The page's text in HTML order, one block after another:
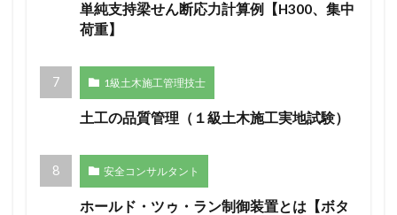
単純支持梁せん断応力計算例【H300、集中
荷重】
1級土木施工管理技士
土工の品質管理（１級土木施工実地試験）
安全コンサルタント
ホールド・ツゥ・ラン制御装置とは【ボタ